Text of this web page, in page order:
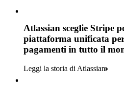
Atlassian sceglie Stripe
piattaforma unificata
pagamenti in tutto il
Leggi la storia di Atlassian